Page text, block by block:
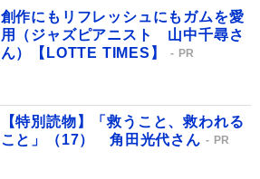
創作にもリフレッシュにもガムを愛
用（ジャズピアニスト 山中千尋さ
ん）【LOTTE TIMES】
PR
【特別読物】「救うこと、救われる
こと」（17） 角田光代さん
PR